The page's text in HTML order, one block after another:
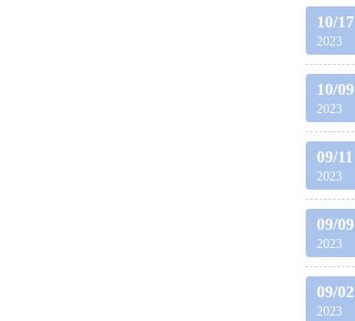
10/17
2023
10/09
2023
09/11
2023
09/09
2023
09/02
2023